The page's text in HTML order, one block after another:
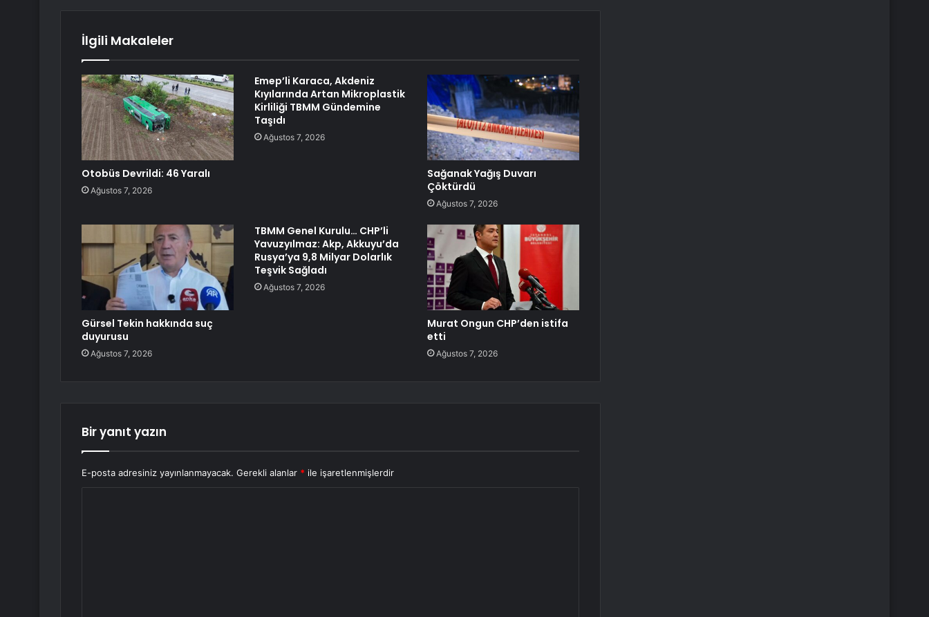
İlgili Makaleler
Otobüs Devrildi: 46 Yaralı
Ağustos 7, 2026
Emep’li Karaca, Akdeniz
Kıyılarında Artan Mikroplastik
Kirliliği TBMM Gündemine
Taşıdı
Ağustos 7, 2026
Sağanak Yağış Duvarı
Çöktürdü
Ağustos 7, 2026
Gürsel Tekin hakkında suç
duyurusu
Ağustos 7, 2026
TBMM Genel Kurulu… CHP’li
Yavuzyılmaz: Akp, Akkuyu’da
Rusya’ya 9,8 Milyar Dolarlık
Teşvik Sağladı
Ağustos 7, 2026
Murat Ongun CHP’den istifa
etti
Ağustos 7, 2026
Bir yanıt yazın
E-posta adresiniz yayınlanmayacak. Gerekli alanlar * ile işaretlenmişlerdir